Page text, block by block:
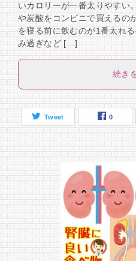
いカロリーが一番太りやすい
や炭酸をコンビニで買えるの
を寝る前に飲むのが1番太れ
み過ぎなど […]
続き
Tweet 0